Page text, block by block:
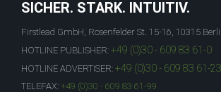
SICHER. STARK. INTUITIV.
Firstlead GmbH, Rosenfelder St. 15-16, 10315
HOTLINE PUBLISHER: +49 (0)30 - 609 83 61-0
HOTLINE ADVERTISER: +49 (0)30 - 609 83 61-23
TELEFAX: +49 (0)30 - 609 83 61-99